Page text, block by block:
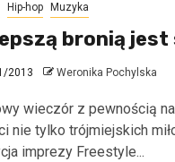
Hip-hop Muzyka
bronią jest
2013 Weronika Pochylska
wieczór z pewnością
nie tylko trójmiejskich
imprezy Freestyle...